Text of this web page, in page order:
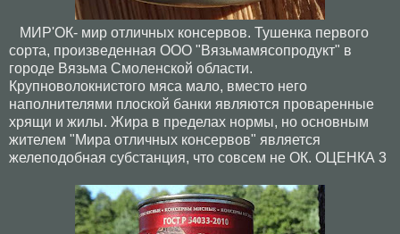
МИР'ОК- мир отличных консервов. Тушенка первого
сорта, произведенная ООО "Вязьмамясопродукт" в
городе Вязьма Смоленской области.
Крупноволокнистого мяса мало, вместо него
наполнителями плоской банки являются проваренные
хрящи и жилы. Жира в пределах нормы, но основным
жителем "Мира отличных консервов" является
желеподобная субстанция, что совсем не ОК. ОЦЕНКА 3